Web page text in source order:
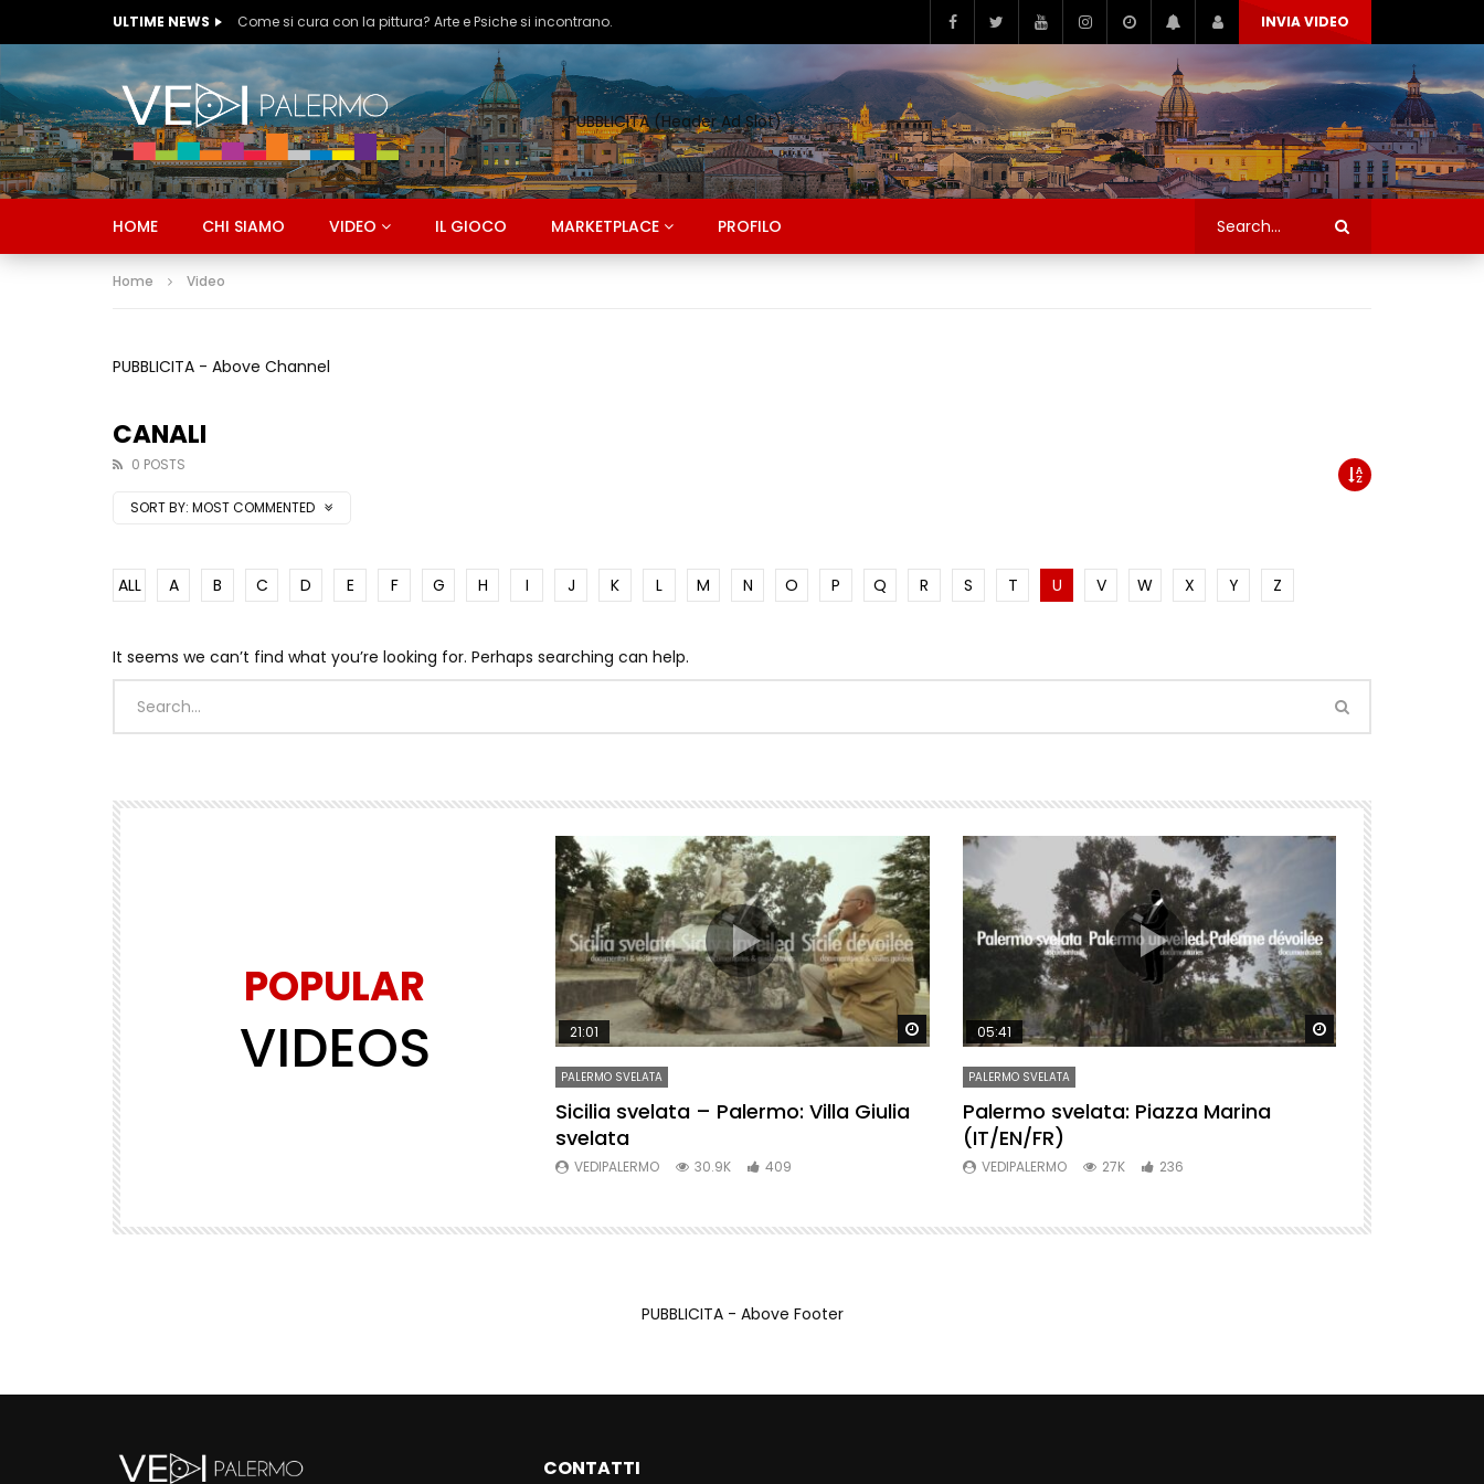
ULTIME NEWS Ognissanti & Peccatori #5 INVIA VIDEO
PUBBLICITA (Header Ad Slot)
HOME CHI SIAMO VIDEO IL GIOCO MARKETPLACE PROFILO
Home Video
PUBBLICITA - Above Channel
CANALI
0 POSTS
SORT BY: MOST COMMENTED
ALL A B C D E F G H I J K L M N O P Q R S T U V W X Y Z
It seems we can’t find what you’re looking for. Perhaps searching can help.
POPULAR
VIDEOS
Watch Later Watch Later Watch Later
21:01
PALERMO SVELATA
Sicilia svelata – Palermo: Villa Giulia
svelata
VEDIPALERMO 30.9K 409
Watch Later
05:41
PALERMO SVELATA
Palermo svelata: Piazza Marina
(IT/EN/FR)
VEDIPALERMO 27K 236
Palermo
(IT/EN/FR)
PUBBLICITA - Above Footer
CONTATTI